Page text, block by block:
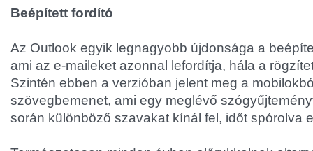
Beépített fordító
Az Outlook egyik legnagyobb újdonsága a
ami az e-maileket azonnal lefordítja, hála a
Szintén ebben a verzióban jelent meg a
szövegbemenet, ami egy meglévő
során különböző szavakat kínál fel, időt spórolva